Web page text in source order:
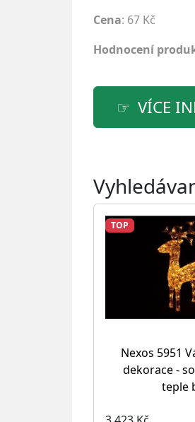
Cena: 67 Kč
Hodnocení
VÍCE
TOP
Nexos 5951
dekorace -
teple